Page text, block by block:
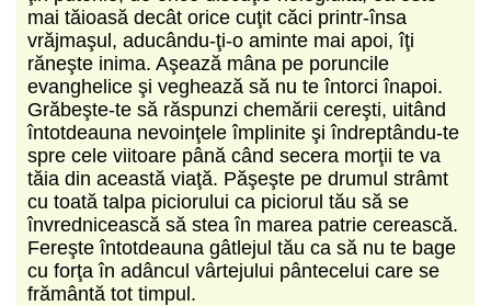
mai tăioasă decât orice cuţit căci printr-însa
vrăjmaşul, aducându-ţi-o aminte mai apoi, îţi
răneşte inima. Aşează mâna pe poruncile
evanghelice şi veghează să nu te întorci înapoi.
Grăbeşte-te să răspunzi chemării cereşti, uitând
întotdeauna nevoinţele împlinite şi îndreptându-te
spre cele viitoare până când secera morţii te va
tăia din această viaţă. Păşeşte pe drumul strâmt
cu toată talpa piciorului ca piciorul tău să se
învrednicească să stea în marea patrie cerească.
Fereşte întotdeauna gâtlejul tău ca să nu te bage
cu forţa în adâncul vârtejului pântecelui care se
frământă tot timpul.